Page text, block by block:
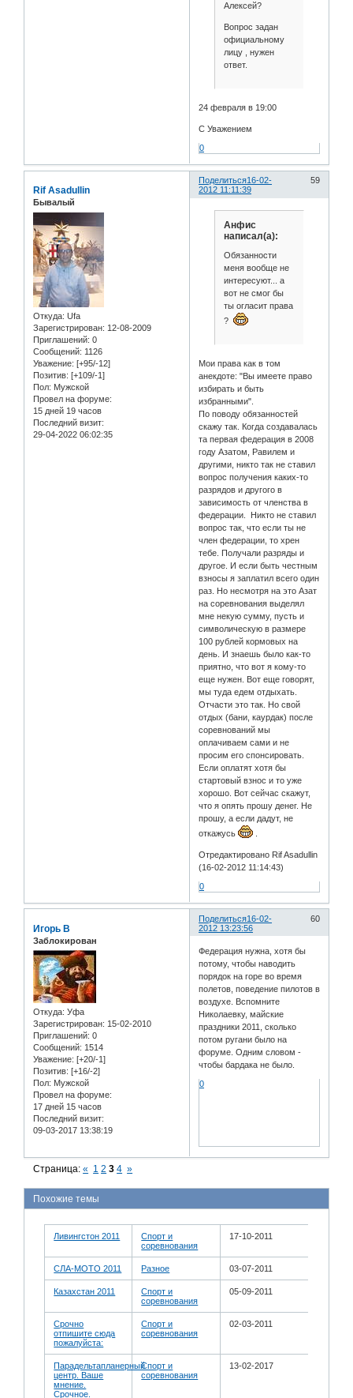
Алексей?
Вопрос задан
официальному
лицу , нужен
ответ.
24 февраля в 19:00
С Уважением
0
Поделиться 59
16-02-
2012 11:11:39
Rif Asadullin
Бывалый
Откуда: Ufa
Зарегистрирован: 12-08-2009
Приглашений: 0
Сообщений: 1126
Уважение: [+95/-12]
Позитив: [+109/-1]
Пол: Мужской
Провел на форуме:
15 дней 19 часов
Последний визит:
29-04-2022 06:02:35
Анфис
написал(а):
Обязанности
меня вообще не
интересуют... а
вот не смог бы
ты огласит права
?
Мои права как в том
анекдоте: "Вы имеете право
избирать и быть
избранными".
По поводу обязанностей
скажу так. Когда создавалась
та первая федерация в 2008
году Азатом, Равилем и
другими, никто так не ставил
вопрос получения каких-то
разрядов и другого в
зависимость от членства в
федерации. Никто не ставил
вопрос так, что если ты не
член федерации, то хрен
тебе. Получали разряды и
другое. И если быть честным
взносы я заплатил всего один
раз. Но несмотря на это Азат
на соревнования выделял
мне некую сумму, пусть и
символическую в размере
100 рублей кормовых на
день. И знаешь было как-то
приятно, что вот я кому-то
еще нужен. Вот еще говорят,
мы туда едем отдыхать.
Отчасти это так. Но свой
отдых (бани, каурдак) после
соревнований мы
оплачиваем сами и не
просим его спонсировать.
Если оплатят хотя бы
стартовый взнос и то уже
хорошо. Вот сейчас скажут,
что я опять прошу денег. Не
прошу, а если дадут, не
откажусь
Отредактировано Rif Asadullin
(16-02-2012 11:14:43)
0
Поделиться 60
16-02-
2012 13:23:56
Игорь В
Заблокирован
Откуда: Уфа
Зарегистрирован: 15-02-2010
Приглашений: 0
Сообщений: 1514
Уважение: [+20/-1]
Позитив: [+16/-2]
Пол: Мужской
Провел на форуме:
17 дней 15 часов
Последний визит:
09-03-2017 13:38:19
Федерация нужна, хотя бы
потому, чтобы наводить
порядок на горе во время
полетов, поведение пилотов в
воздухе. Вспомните
Николаевку, майские
праздники 2011, сколько
потом ругани было на
форуме. Одним словом -
чтобы бардака не было.
0
Страница:« 1 2 3 4 »
Похожие темы
Ливингстон 2011
Спорт и
соревнования
17-10-2011
СЛА-МОТО 2011 Разное 03-07-2011
Казахстан 2011
Спорт и
соревнования
05-09-2011
Срочно
отпишите сюда
пожалуйста:
Спорт и
соревнования
02-03-2011
Парадельтапланерный
центр. Ваше
мнение.
Срочное.
Спорт и
соревнования
13-02-2017